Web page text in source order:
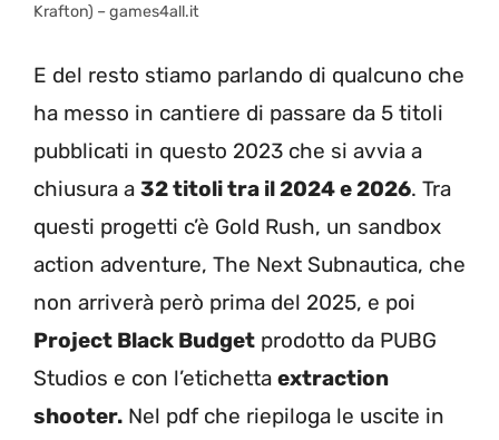
Krafton) – games4all.it
E del resto stiamo parlando di qualcuno che
ha messo in cantiere di passare da 5 titoli
pubblicati in questo 2023 che si avvia a
chiusura a 32 titoli tra il 2024 e 2026. Tra
questi progetti c’è Gold Rush, un sandbox
action adventure, The Next Subnautica, che
non arriverà però prima del 2025, e poi
Project Black Budget prodotto da PUBG
Studios e con l’etichetta extraction
shooter. Nel pdf che riepiloga le uscite in